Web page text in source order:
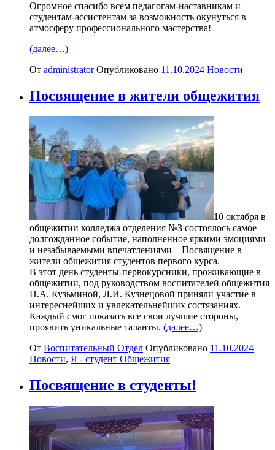
Огромное спасибо всем педагогам-наставникам и
студентам-ассистентам за возможность окунуться в
атмосферу профессионального мастерства!
(далее…)
От administrator Опубликовано 11.10.2024 Новости
Посвящение в жители общежития
10 октября в
общежитии колледжа отделения №3 состоялось самое
долгожданное событие, наполненное яркими эмоциями
и незабываемыми впечатлениями – Посвящение в
жители общежития студентов первого курса.
В этот день студенты-первокурсники, проживающие в
общежитии, под руководством воспитателей общежития
Н.А. Кузьминой, Л.И. Кузнецовой приняли участие в
интереснейших и увлекательнейших состязаниях.
Каждый смог показать все свои лучшие стороны,
проявить уникальные таланты. (далее…)
От Воспитательный Отдел Опубликовано 11.10.2024
Новости, Я - студент Общежития
Посвящение в студенты!